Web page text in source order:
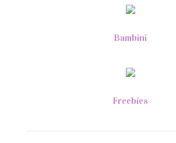
Bambini
Freebies